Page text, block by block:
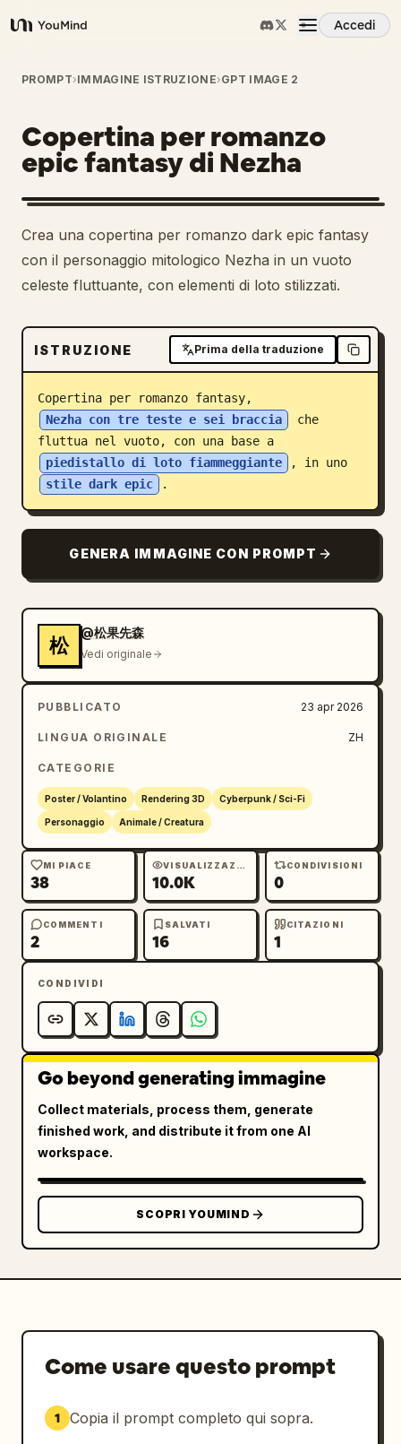
YouMind
Accedi
Panoramica
Casi d'uso
Abilità
Prompt
Scarica
Blog
Aggiornamenti
PROMPT›IMMAGINE ISTRUZIONE›GPT IMAGE 2
Copertina per romanzo
epic fantasy di Nezha
Crea una copertina per romanzo dark epic fantasy
con il personaggio mitologico Nezha in un vuoto
celeste fluttuante, con elementi di loto stilizzati.
ISTRUZIONE Prima della traduzione
Copertina per romanzo fantasy,
Nezha con tre teste e sei braccia
che
fluttua nel vuoto, con una base a
piedistallo di loto fiammeggiante
, in uno
stile dark epic
.
GENERA IMMAGINE CON PROMPT
松
@松果先森
Vedi originale
PUBBLICATO 23 apr 2026
LINGUA ORIGINALE ZH
CATEGORIE
Poster / Volantino Rendering 3D Cyberpunk / Sci-Fi
Personaggio Animale / Creatura
MI PIACE
38
VISUALIZZAZIONI
10.0K
CONDIVISIONI
0
COMMENTI
2
SALVATI
16
CITAZIONI
1
CONDIVIDI
Go beyond generating immagine
Collect materials, process them, generate
finished work, and distribute it from one AI
workspace.
SCOPRI YOUMIND
Come usare questo prompt
1 Copia il prompt completo qui sopra.